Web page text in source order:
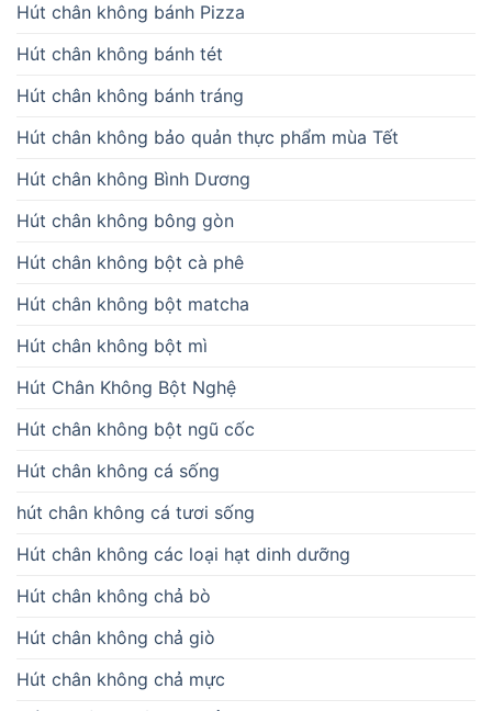
Hút chân không bánh Pizza
Hút chân không bánh tét
Hút chân không bánh tráng
Hút chân không bảo quản thực phẩm mùa Tết
Hút chân không Bình Dương
Hút chân không bông gòn
Hút chân không bột cà phê
Hút chân không bột matcha
Hút chân không bột mì
Hút Chân Không Bột Nghệ
Hút chân không bột ngũ cốc
Hút chân không cá sống
hút chân không cá tươi sống
Hút chân không các loại hạt dinh dưỡng
Hút chân không chả bò
Hút chân không chả giò
Hút chân không chả mực